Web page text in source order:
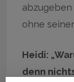
ohne
Heidi:
denn